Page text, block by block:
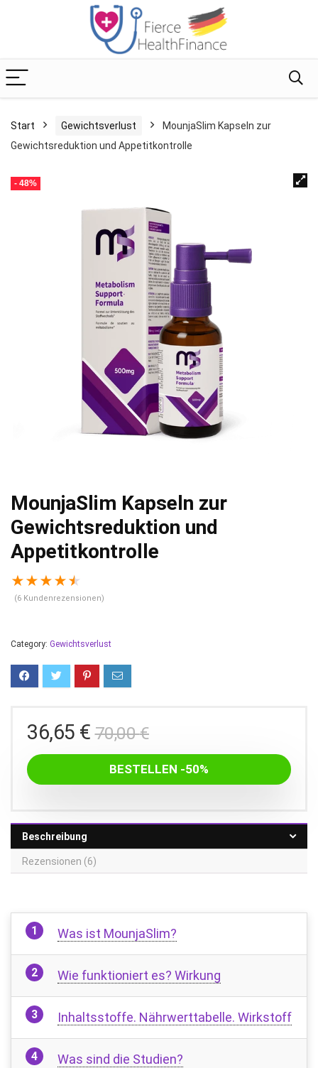
Start Gewichtsverlust
MounjaSlim Kapseln zur
Gewichtsreduktion und Appetitkontrolle
- 48%
MounjaSlim Kapseln zur
Gewichtsreduktion und
Appetitkontrolle
★★★★★
(6 Kundenrezensionen)
Category: Gewichtsverlust
70,00€Ursprünglicher
Preis
war:
70,00 €
36,65 €
Aktueller
Preis
ist:
36,65 €.
BESTELLEN -50%
Beschreibung
Rezensionen (6)
Was ist MounjaSlim?
Wie funktioniert es? Wirkung
Inhaltsstoffe. Nährwerttabelle. Wirkstoff
Was sind die Studien?